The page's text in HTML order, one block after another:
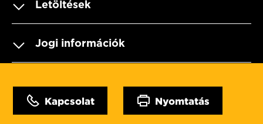
Letöltések
Jogi információk
Kapcsolat Nyomtatás